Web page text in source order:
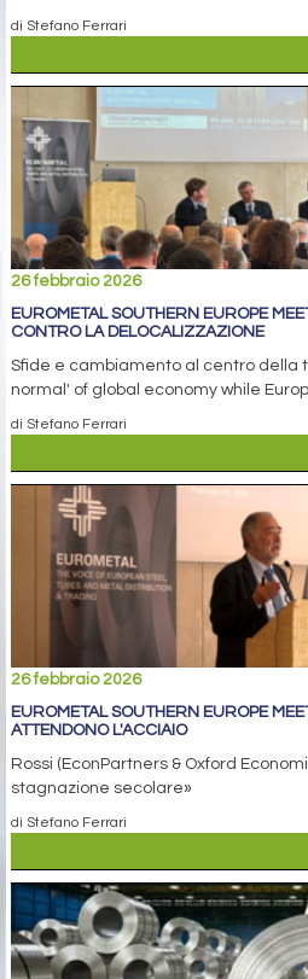
di Stefano Ferrari
26 febbraio 2026
EUROMETAL SOUTHERN EUROPE
CONTRO LA DELOCALIZZAZIONE
Sfide e cambiamento al centro della
normal' of global economy while
di Stefano Ferrari
26 febbraio 2026
EUROMETAL SOUTHERN EUROPE
ATTENDONO L'ACCIAIO
Rossi (EconPartners & Oxford
stagnazione secolare»
di Stefano Ferrari